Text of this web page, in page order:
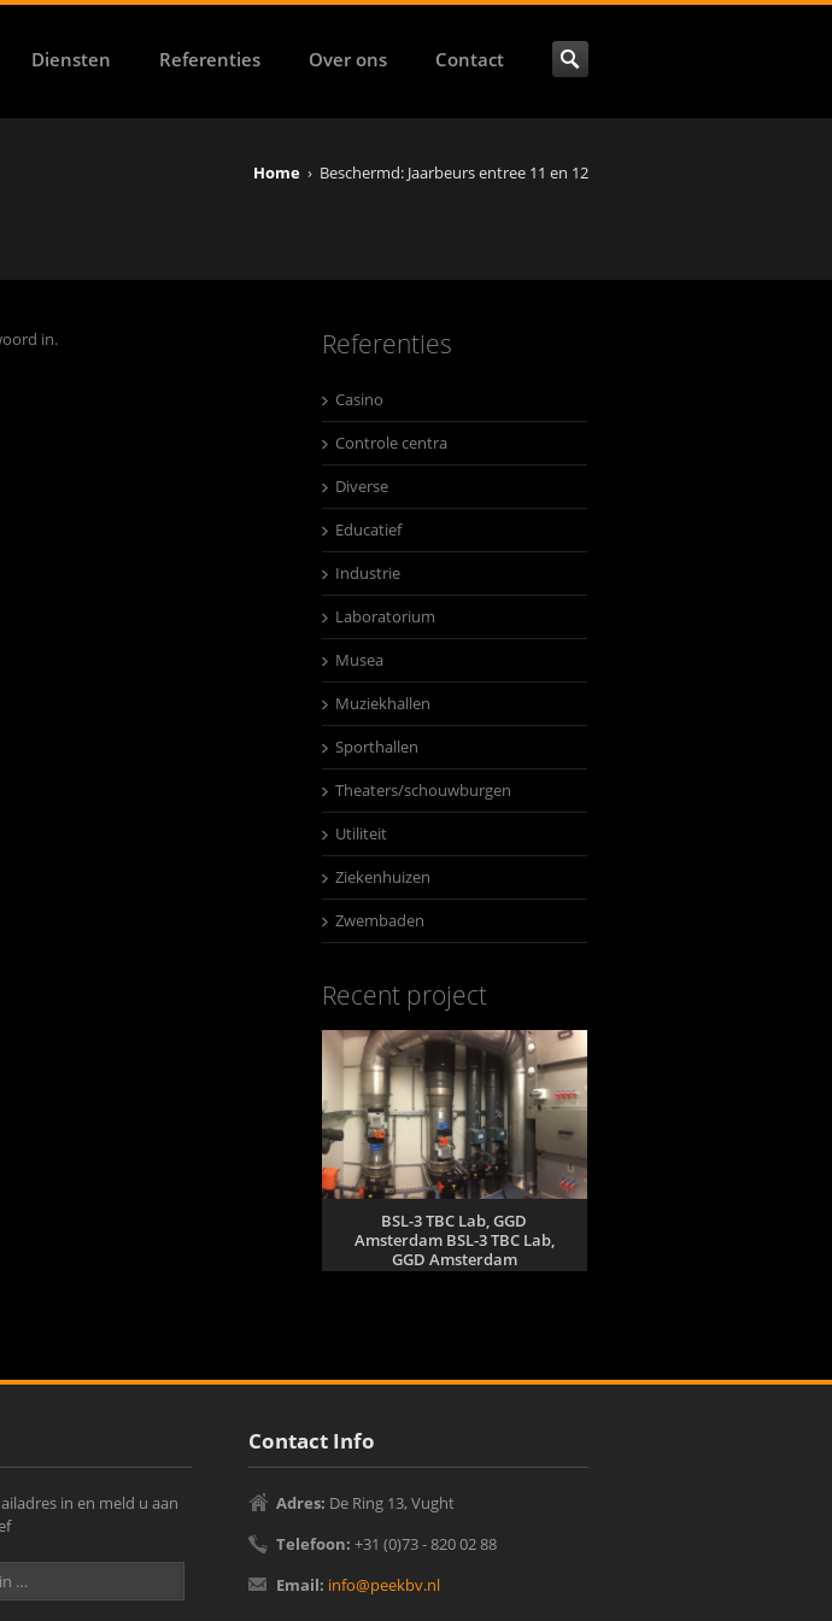
Diensten Referenties Over ons Contact
Home › Beschermd: Jaarbeurs entree 11 en 12
in. Referenties
Casino
Controle centra
Diverse
Educatief
Industrie
Laboratorium
Musea
Muziekhallen
Sporthallen
Theaters/schouwburgen
Utiliteit
Ziekenhuizen
Zwembaden
Recent project
BSL-3 TBC Lab, GGD
Amsterdam BSL-3 TBC Lab,
GGD Amsterdam
in en meld u aan
Contact Info
Adres: De Ring 13, Vught‎
Telefoon: +31 (0)73 - 820 02 88
Email: info@peekbv.nl